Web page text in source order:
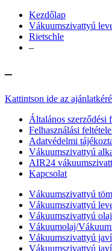
Kezdőlap
Vákuumszivattyú
Rietschle
–
–
Kattintson ide az
Általános szerződési
Felhasználási
Adatvédelmi
Vákuumszivattyú
AIR24
Kapcsolat
Vákuumszivattyú
Vákuumszivattyú
Vákuumszivattyú
Vákuumolaj/
Vákuumszivattyú
Vákuumszivattyú